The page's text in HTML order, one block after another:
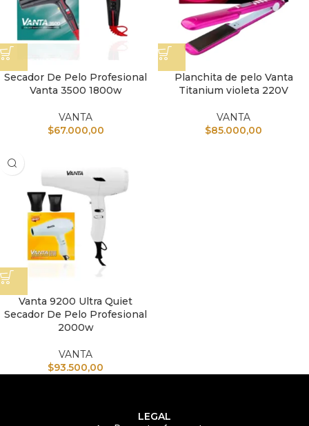
Secador De Pelo Profesional
Vanta 3500 1800w
VANTA
$67.000,00
Planchita de pelo Vanta
Titanium violeta 220V
VANTA
$85.000,00
Vanta 9200 Ultra Quiet
Secador De Pelo Profesional
2000w
VANTA
$93.500,00
LEGAL